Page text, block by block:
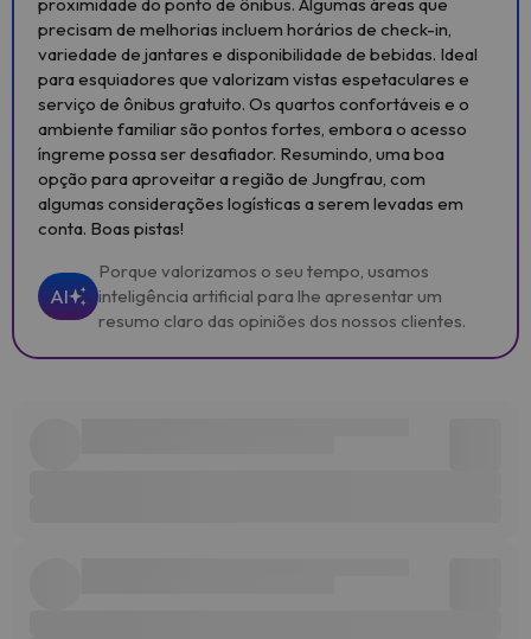
precisam de melhorias incluem horários de check-in,
variedade de jantares e disponibilidade de bebidas. Ideal
para esquiadores que valorizam vistas espetaculares e
serviço de ônibus gratuito. Os quartos confortáveis ​​e o
ambiente familiar são pontos fortes, embora o acesso
íngreme possa ser desafiador. Resumindo, uma boa
opção para aproveitar a região de Jungfrau, com
algumas considerações logísticas a serem levadas em
conta. Boas pistas!
AI
Porque valorizamos o seu tempo, usamos
inteligência artificial para lhe apresentar um
resumo claro das opiniões dos nossos clientes.